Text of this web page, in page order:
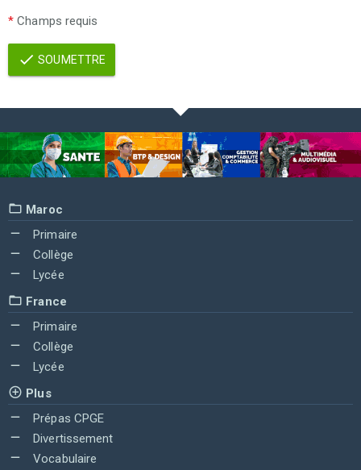
* Champs requis
SOUMETTRE
Maroc
Primaire
Collège
Lycée
France
Primaire
Collège
Lycée
Plus
Prépas CPGE
Divertissement
Vocabulaire